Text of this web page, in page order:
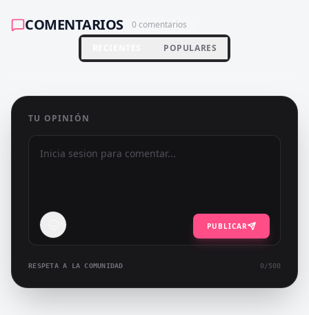
COMENTARIOS 0 comentarios
POPULARES
TU OPINIÓN
PUBLICAR
RESPETA A LA COMUNIDAD 0/500